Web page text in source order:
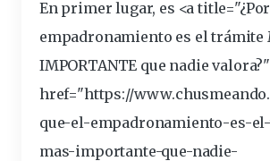
En primer lugar, es <a
empadronamiento es el trámite
IMPORTANTE que nadie valora?"
href="https://
que-el-empadronamiento-es-
mas-importante-que-nadie-